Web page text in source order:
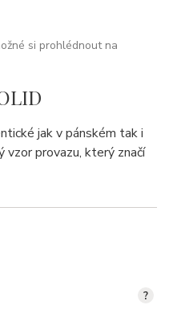
si prohlédnout na
jak v pánském tak i
vzor provazu, který značí
?